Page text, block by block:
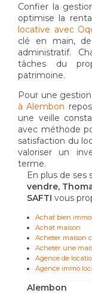
Confier la
optimise la
locative avec
clé en main,
administratif.
tâches du
patrimoine.
Pour une
à Alembon
une veille
avec méthode
satisfaction du
valoriser un
terme.
En plus de ses
vendre,
SAFTI vous
Achat bien
Achat maison
Acheter maison
Acheter une
Agence de
Agence immo
Alembon